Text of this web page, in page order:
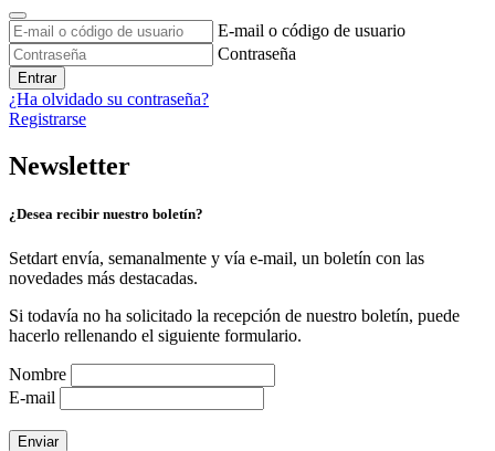
E-mail o código de usuario
Contraseña
Entrar
¿Ha olvidado su contraseña?
Registrarse
Newsletter
¿Desea recibir nuestro boletín?
Setdart envía, semanalmente y vía e-mail, un boletín con las
novedades más destacadas.
Si todavía no ha solicitado la recepción de nuestro boletín, puede
hacerlo rellenando el siguiente formulario.
Nombre
E-mail